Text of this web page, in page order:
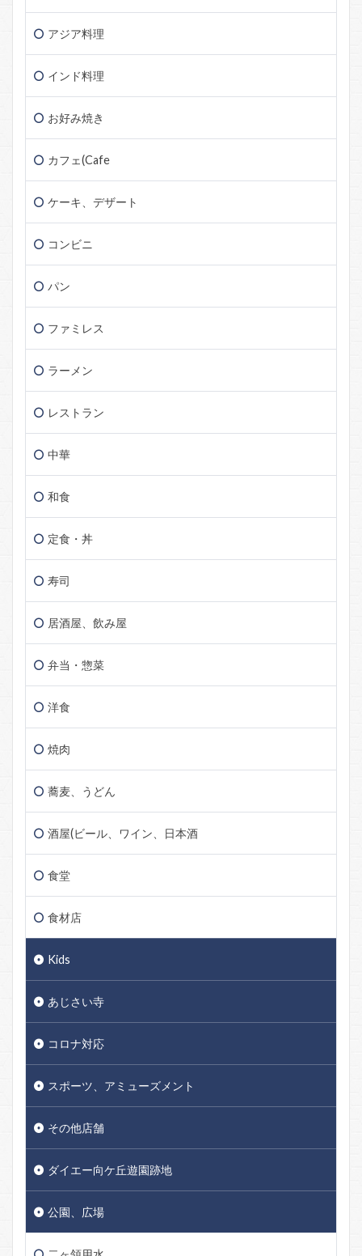
アジア料理
インド料理
お好み焼き
カフェ(Cafe
ケーキ、デザート
コンビニ
パン
ファミレス
ラーメン
レストラン
中華
和食
定食・丼
寿司
居酒屋、飲み屋
弁当・惣菜
洋食
焼肉
蕎麦、うどん
酒屋(ビール、ワイン、日本酒
食堂
食材店
Kids
あじさい寺
コロナ対応
スポーツ、アミューズメント
その他店舗
ダイエー向ケ丘遊園跡地
公園、広場